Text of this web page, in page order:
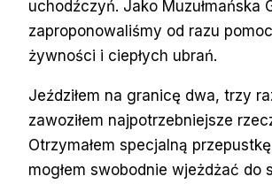
uchodźczyń. Jako Muzułmańska
zaproponowaliśmy od razu
żywności i ciepłych ubrań.
Jeździłem na granicę dwa, trzy
zawoziłem najpotrzebniejsze
Otrzymałem specjalną
mogłem swobodnie wjeżdżać do